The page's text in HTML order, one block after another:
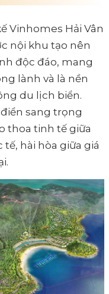
Vinhomes Hải Vân
nội khu tạo nên
độc đáo, mang
lành và là nền
du lịch biển.
sang trọng
thoa tinh tế giữa
hài hòa giữa giá